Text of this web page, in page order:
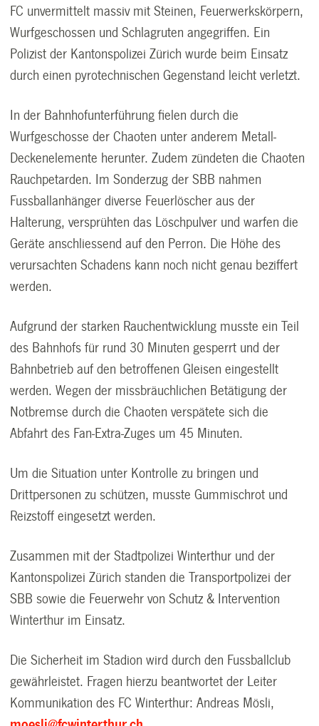
FC unvermittelt massiv mit Steinen, Feuerwerkskörpern,
Wurfgeschossen und Schlagruten angegriffen. Ein
Polizist der Kantonspolizei Zürich wurde beim Einsatz
durch einen pyrotechnischen Gegenstand leicht verletzt.
In der Bahnhofunterführung fielen durch die
Wurfgeschosse der Chaoten unter anderem Metall-
Deckenelemente herunter. Zudem zündeten die Chaoten
Rauchpetarden. Im Sonderzug der SBB nahmen
Fussballanhänger diverse Feuerlöscher aus der
Halterung, versprühten das Löschpulver und warfen die
Geräte anschliessend auf den Perron. Die Höhe des
verursachten Schadens kann noch nicht genau beziffert
werden.
Aufgrund der starken Rauchentwicklung musste ein Teil
des Bahnhofs für rund 30 Minuten gesperrt und der
Bahnbetrieb auf den betroffenen Gleisen eingestellt
werden. Wegen der missbräuchlichen Betätigung der
Notbremse durch die Chaoten verspätete sich die
Abfahrt des Fan-Extra-Zuges um 45 Minuten.
Um die Situation unter Kontrolle zu bringen und
Drittpersonen zu schützen, musste Gummischrot und
Reizstoff eingesetzt werden.
Zusammen mit der Stadtpolizei Winterthur und der
Kantonspolizei Zürich standen die Transportpolizei der
SBB sowie die Feuerwehr von Schutz & Intervention
Winterthur im Einsatz.
Die Sicherheit im Stadion wird durch den Fussballclub
gewährleistet. Fragen hierzu beantwortet der Leiter
Kommunikation des FC Winterthur: Andreas Mösli,